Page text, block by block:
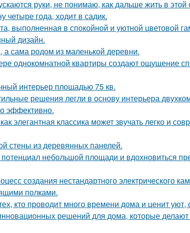
руки, не понимаю, как дальше жить в этой
четыре года, ходит в садик.
выполненная в спокойной и уютной цветовой
дизайн.
сама родом из маленькой деревни.
однокомнатной квартиры создают ощущение
интерьер площадью 75 кв.
решения легли в основу интерьера
эффективно.
элегантная классика может звучать легко и
стены из деревянных панелей.
небольшой площади и вдохновиться
создания нестандартного электрического
полками.
кто проводит много времени дома и ценит
решений для дома, которые